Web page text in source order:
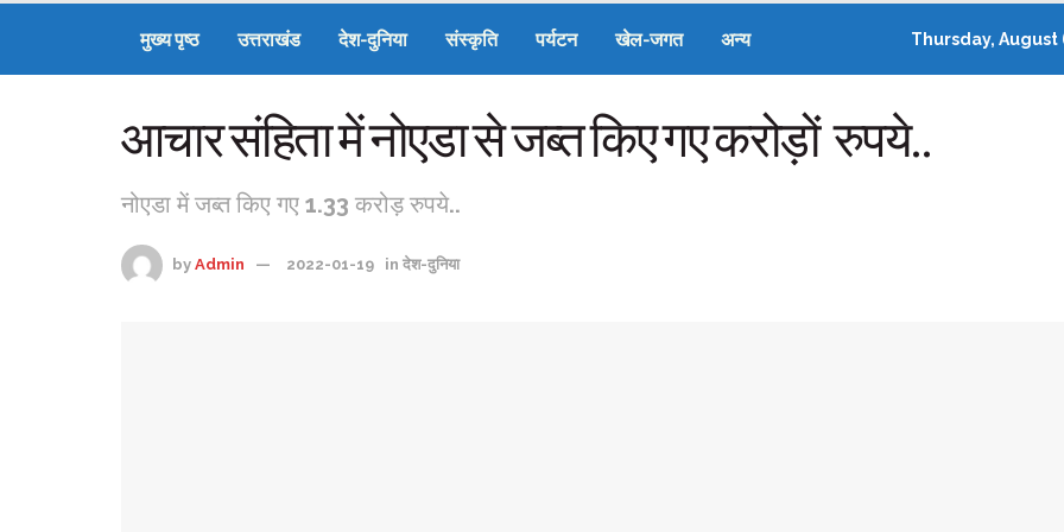
मुख्य पृष्ठ उत्तराखंड देश-दुनिया संस्कृति पर्यटन खेल-जगत अन्य Thursday, August
आचार संहिता में नोएडा से जब्त किए गए करोड़ों रुपये..
नोएडा में जब्त किए गए 1.33 करोड़ रुपये..
by Admin 2022-01-19 in देश-दुनिया